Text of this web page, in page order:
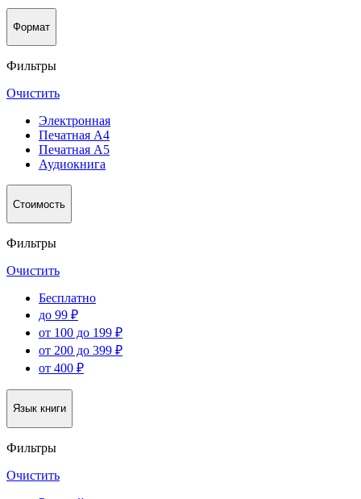
Формат
Фильтры
Очистить
Электронная
Печатная А4
Печатная А5
Аудиокнига
Стоимость
Фильтры
Очистить
Бесплатно
до 99 ₽
от 100 до 199 ₽
от 200 до 399 ₽
от 400 ₽
Язык книги
Фильтры
Очистить